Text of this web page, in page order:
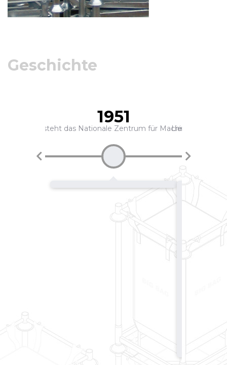
Geschichte
1951
1951 ensteht das Nationale Zentrum für Machine POM
Lieferung von